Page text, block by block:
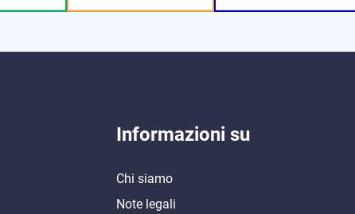
Informazioni su
Chi siamo
Note legali